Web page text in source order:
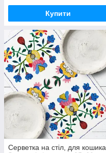
Купити
Серветка на стіл, для кошика